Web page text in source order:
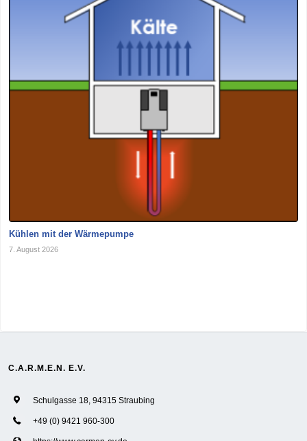
Kühlen mit der Wärmepumpe
7. August 2026
C.A.R.M.E.N. E.V.
Schulgasse 18, 94315 Straubing
+49 (0) 9421 960-300